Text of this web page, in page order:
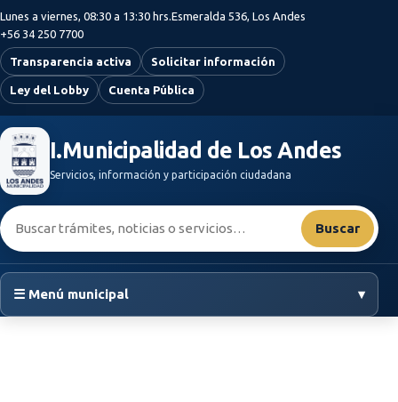
Saltar al contenido principal
Lunes a viernes, 08:30 a 13:30 hrs.Esmeralda 536, Los Andes
+56 34 250 7700
Transparencia activa Solicitar información
Ley del Lobby Cuenta Pública
I.Municipalidad de Los Andes
Servicios, información y participación ciudadana
Buscar:
Buscar
☰ Menú municipal ▾